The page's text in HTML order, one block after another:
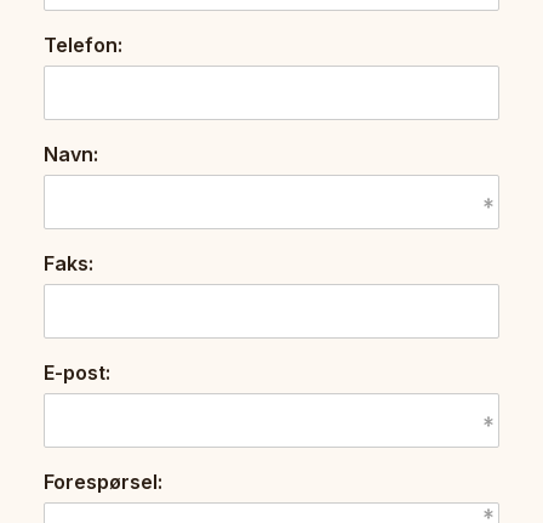
Telefon:
Navn:
Faks:
E-post:
Forespørsel: